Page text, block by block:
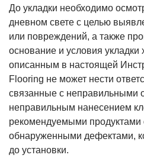
До укладки необходимо
дневном свете с целью
или повреждений, а также
основание и условия укладки
описанным в настоящей
Flooring не может нести
связанные с неправильными
неправильным нанесением
рекомендуемыми продуктами
обнаруженными дефектами,
до установки.